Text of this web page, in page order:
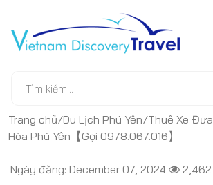
Trang chủ/Du Lịch Phú Yên/Thuê Xe
Hòa Phú Yên【Gọi 0978.067.016】
Ngày đăng: December 07, 2024 2,462